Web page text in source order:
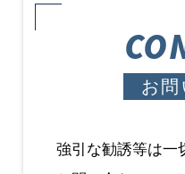
お
強引な勧誘等は一